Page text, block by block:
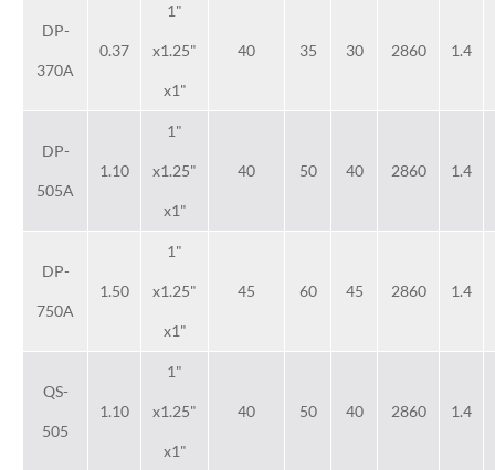
DP-
370A
0.37
1"
x1.25"
x1"
40 35 30 2860 1.4
DP-
505A
1.10
1"
x1.25"
x1"
40 50 40 2860 1.4
DP-
750A
1.50
1"
x1.25"
x1"
45 60 45 2860 1.4
QS-
505
1.10
1"
x1.25"
x1"
40 50 40 2860 1.4